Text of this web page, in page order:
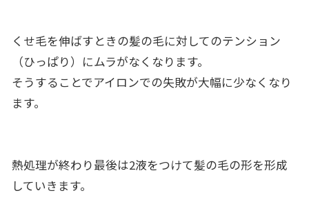
くせ毛を伸ばすときの髪の毛に対してのテンション
（ひっぱり）にムラがなくなります。
そうすることでアイロンでの失敗が大幅に少なくなり
ます。
熱処理が終わり最後は2液をつけて髪の毛の形を形成
していきます。